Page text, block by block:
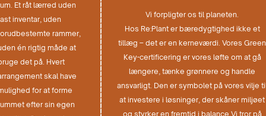
Et råt lærred uden
inventar, uden
rammer,
én rigtig måde at
det på. Hvert
skal have
for at forme
efter sin egen
Vi forpligter os til planeten.
Hos Re:Plant er bæredygtighed ikke et
tillæg – det er en kerneværdi. Vores Green
Key-certificering er vores løfte om at gå
længere, tænke grønnere og handle
ansvarligt. Den er symbolet på vores vilje
at investere i løsninger, der skåner miljøet
og styrker en fremtid i balance.Vi tror på